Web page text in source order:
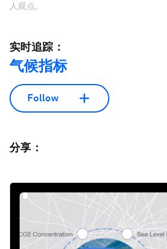
人观点。
实时追踪：
气候指标
Follow
分享：